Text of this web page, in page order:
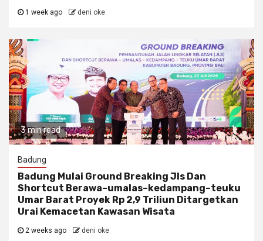
1 week ago deni oke
3 min read
Badung
Badung Mulai Ground Breaking Jls Dan
Shortcut Berawa–umalas–kedampang–teuku
Umar Barat Proyek Rp 2,9 Triliun Ditargetkan
Urai Kemacetan Kawasan Wisata
2 weeks ago deni oke